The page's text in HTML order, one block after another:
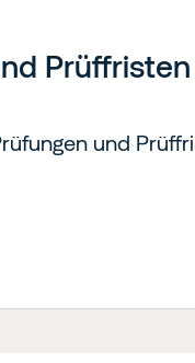
Prüffristen
und